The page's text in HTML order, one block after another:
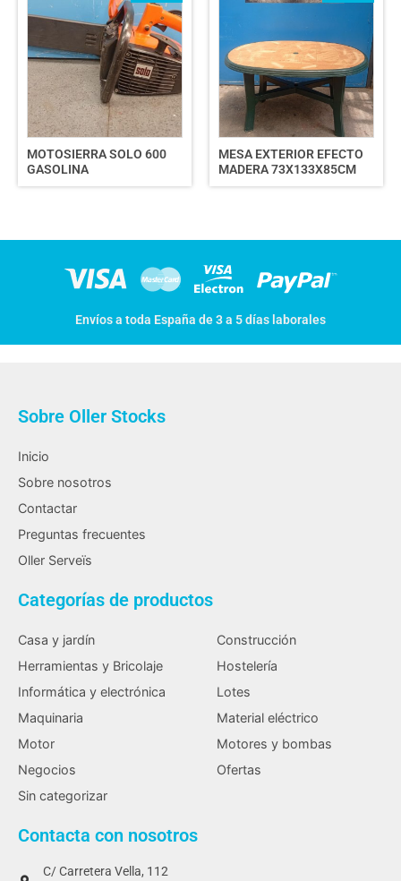
MOTOSIERRA SOLO 600
GASOLINA
MESA EXTERIOR EFECTO
MADERA 73X133X85CM
Envíos a toda España de 3 a 5 días laborales
Sobre Oller Stocks
Inicio
Sobre nosotros
Contactar
Preguntas frecuentes
Oller Serveïs
Categorías de productos
Casa y jardín
Construcción
Herramientas y Bricolaje
Hostelería
Informática y electrónica
Lotes
Maquinaria
Material eléctrico
Motor
Motores y bombas
Negocios
Ofertas
Sin categorizar
Contacta con nosotros
C/ Carretera Vella, 112